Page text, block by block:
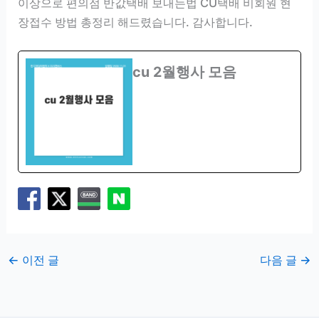
장접수 방법 총정리 해드렸습니다. 감사합니다.
cu 2월행사 모음
← 이전 글 다음 글 →